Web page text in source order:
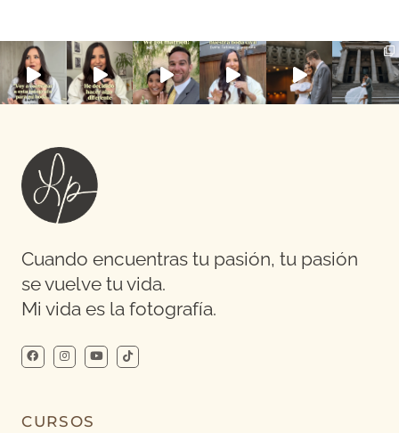
Cuando encuentras tu pasión, tu pasión
se vuelve tu vida.
Mi vida es la fotografía.
CURSOS